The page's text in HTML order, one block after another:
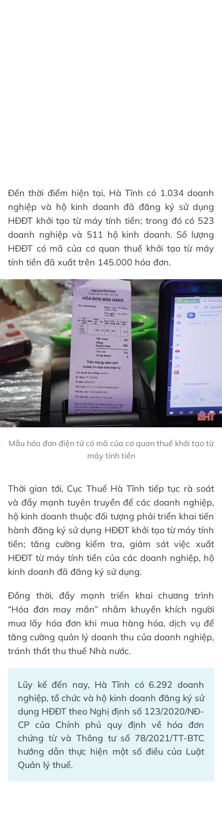
Đến thời điểm hiện tại, Hà Tĩnh có 1.034 doanh
nghiệp và hộ kinh doanh đã đăng ký sử dụng
HĐĐT khởi tạo từ máy tính tiền; trong đó có 523
doanh nghiệp và 511 hộ kinh doanh. Số lượng
HĐĐT có mã của cơ quan thuế khởi tạo từ máy
tính tiền đã xuất trên 145.000 hóa đơn.
Mẫu hóa đơn điện tử có mã của cơ quan thuế khởi tạo từ
máy tính tiền
Thời gian tới, Cục Thuế Hà Tĩnh tiếp tục rà soát
và đẩy mạnh tuyên truyền để các doanh nghiệp,
hộ kinh doanh thuộc đối tượng phải triển khai tiến
hành đăng ký sử dụng HĐĐT khởi tạo từ máy tính
tiền; tăng cường kiểm tra, giám sát việc xuất
HĐĐT từ máy tính tiền của các doanh nghiệp, hộ
kinh doanh đã đăng ký sử dụng.
Đồng thời, đẩy mạnh triển khai chương trình
“Hóa đơn may mắn” nhằm khuyến khích người
mua lấy hóa đơn khi mua hàng hóa, dịch vụ để
tăng cường quản lý doanh thu của doanh nghiệp,
tránh thất thu thuế Nhà nước.
Lũy kế đến nay, Hà Tĩnh có 6.292 doanh
nghiệp, tổ chức và hộ kinh doanh đăng ký sử
dụng HĐĐT theo Nghị định số 123/2020/NĐ-
CP của Chính phủ quy định về hóa đơn
chứng từ và Thông tư số 78/2021/TT-BTC
hướng dẫn thực hiện một số điều của Luật
Quản lý thuế.